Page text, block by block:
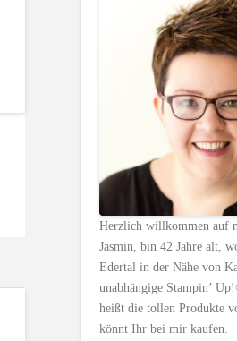
Herzlich willkommen auf
Jasmin, bin 42 Jahre alt,
Edertal in der Nähe von
unabhängige Stampin’
heißt die tollen Produkte
könnt Ihr bei mir kaufen.